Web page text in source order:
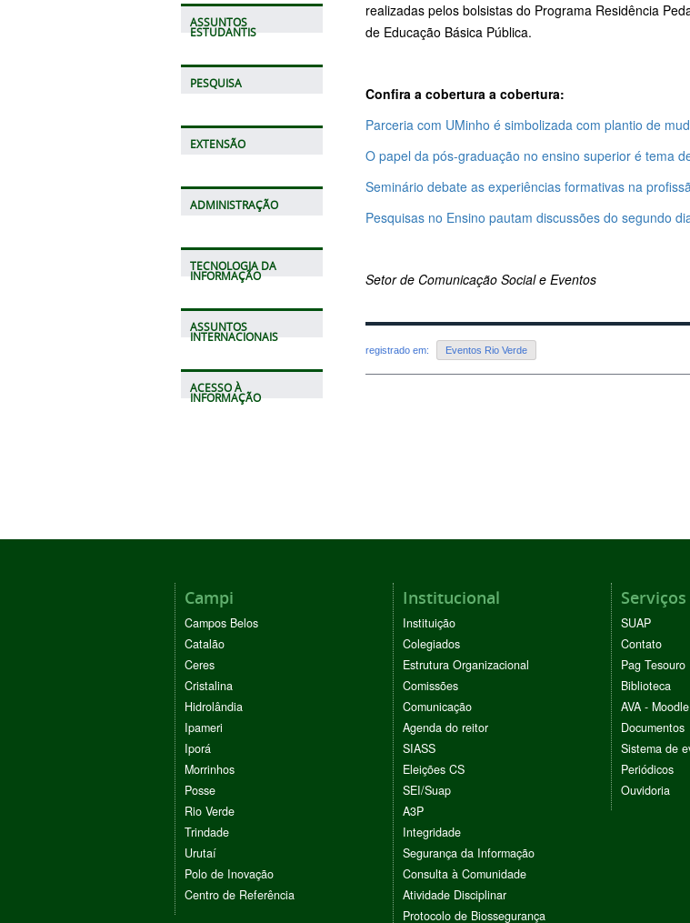
ASSUNTOS
ESTUDANTIS
PESQUISA
EXTENSÃO
ADMINISTRAÇÃO
TECNOLOGIA DA
INFORMAÇÃO
ASSUNTOS
INTERNACIONAIS
ACESSO À
INFORMAÇÃO
realizadas pelos bolsistas do Programa Residência
de Educação Básica Pública.
Confira a cobertura a cobertura:
Parceria com UMinho é simbolizada com plantio de
O papel da pós-graduação no ensino superior é tema
Seminário debate as experiências formativas na
Pesquisas no Ensino pautam discussões do segundo
Setor de Comunicação Social e Eventos
registrado em: Eventos Rio Verde
Campi
Campos Belos
Catalão
Ceres
Cristalina
Hidrolândia
Ipameri
Iporá
Morrinhos
Posse
Rio Verde
Trindade
Urutaí
Polo de Inovação
Centro de Referência
Institucional
Instituição
Colegiados
Estrutura Organizacional
Comissões
Comunicação
Agenda do reitor
SIASS
Eleições CS
SEI/Suap
A3P
Integridade
Segurança da Informação
Consulta à Comunidade
Atividade Disciplinar
Protocolo de Biossegurança
Serviços
SUAP
Contato
Pag Tesouro
Biblioteca
AVA - Moodle
Documentos
Sistema de
Periódicos
Ouvidoria